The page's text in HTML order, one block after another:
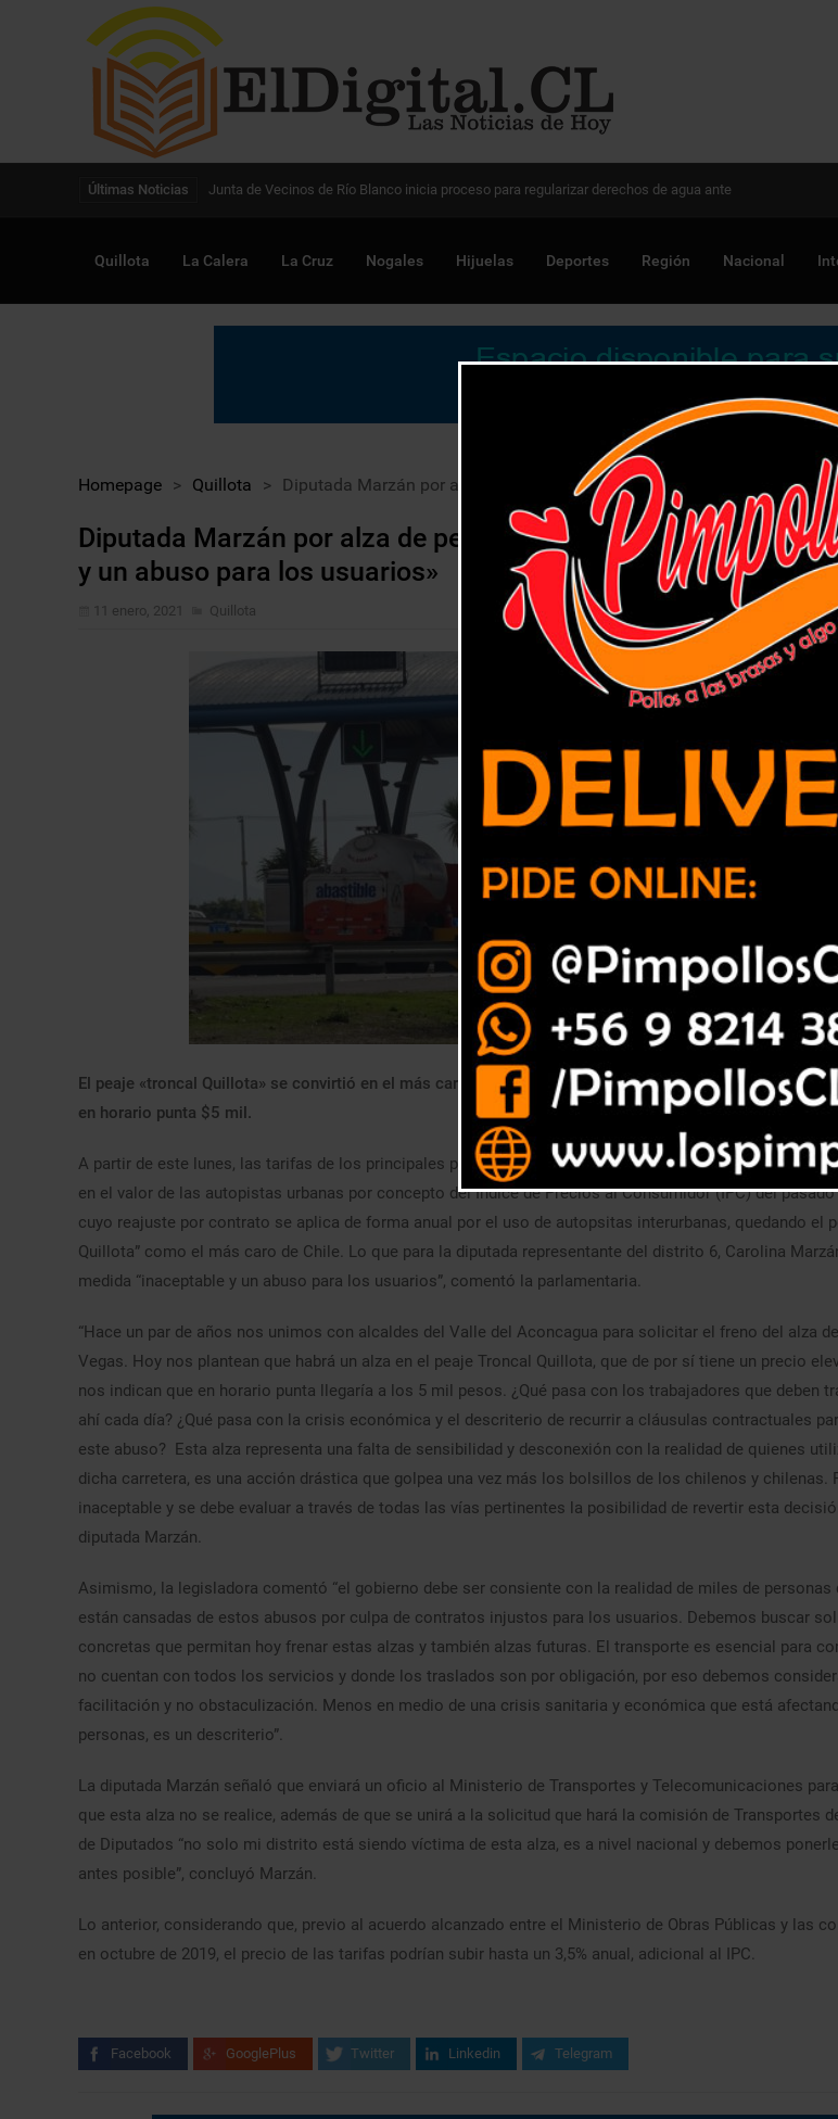
Últimas Noticias Digitalización de la gestión pública avanza en Chile para optimizar proyectos
Quillota La Calera La Cruz Nogales Hijuelas Deportes Región Nacional
Homepage > Quillota > Diputada Marzán por alza de peaje «Troncal Quillota»: «Es inaceptable
Diputada Marzán por alza de peaje «Troncal Quillota»: «Es
y un abuso para los usuarios»
11 enero, 2021 Quillota
El peaje «troncal Quillota» se convirtió en el más caro de Chile, ya que su tarifa en horario normal quedó
en horario punta $5 mil.
A partir de este lunes, las tarifas de los principales peajes en las autopistas del país subirán, debido al
en el valor de las autopistas urbanas por concepto del Índice de Precios al Consumidor (IPC) del pasado
cuyo reajuste por contrato se aplica de forma anual por el uso de autopsitas interurbanas, quedando el
Quillota” como el más caro de Chile. Lo que para la diputada representante del distrito 6, Carolina
medida “inaceptable y un abuso para los usuarios”, comentó la parlamentaria.
“Hace un par de años nos unimos con alcaldes del Valle del Aconcagua para solicitar el freno del alza
Vegas. Hoy nos plantean que habrá un alza en el peaje Troncal Quillota, que de por sí tiene un precio
nos indican que en horario punta llegaría a los 5 mil pesos. ¿Qué pasa con los trabajadores que deben
ahí cada día? ¿Qué pasa con la crisis económica y el descriterio de recurrir a cláusulas contractuales
este abuso? Esta alza representa una falta de sensibilidad y desconexión con la realidad de quienes
dicha carretera, es una acción drástica que golpea una vez más los bolsillos de los chilenos y chilenas.
inaceptable y se debe evaluar a través de todas las vías pertinentes la posibilidad de revertir esta
diputada Marzán.
Asimismo, la legisladora comentó “el gobierno debe ser consiente con la realidad de miles de personas
están cansadas de estos abusos por culpa de contratos injustos para los usuarios. Debemos buscar
concretas que permitan hoy frenar estas alzas y también alzas futuras. El transporte es esencial para
no cuentan con todos los servicios y donde los traslados son por obligación, por eso debemos
facilitación y no obstaculización. Menos en medio de una crisis sanitaria y económica que está
personas, es un descriterio”.
La diputada Marzán señaló que enviará un oficio al Ministerio de Transportes y Telecomunicaciones
que esta alza no se realice, además de que se unirá a la solicitud que hará la comisión de Transportes
de Diputados “no solo mi distrito está siendo víctima de esta alza, es a nivel nacional y debemos
antes posible”, concluyó Marzán.
Lo anterior, considerando que, previo al acuerdo alcanzado entre el Ministerio de Obras Públicas y las
en octubre de 2019, el precio de las tarifas podrían subir hasta un 3,5% anual, adicional al IPC.​
Facebook GooglePlus Twitter Linkedin Telegram